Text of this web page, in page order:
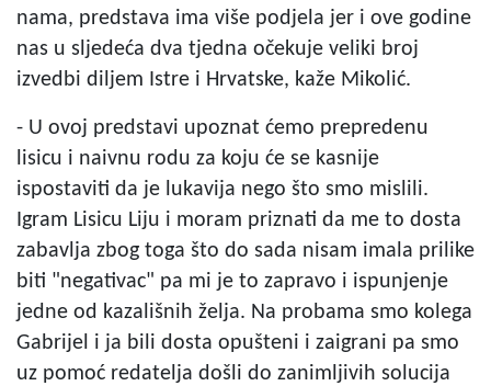
nama, predstava ima više podjela jer i ove godine
nas u sljedeća dva tjedna očekuje veliki broj
izvedbi diljem Istre i Hrvatske, kaže Mikolić.
- U ovoj predstavi upoznat ćemo prepredenu
lisicu i naivnu rodu za koju će se kasnije
ispostaviti da je lukavija nego što smo mislili.
Igram Lisicu Liju i moram priznati da me to dosta
zabavlja zbog toga što do sada nisam imala prilike
biti "negativac" pa mi je to zapravo i ispunjenje
jedne od kazališnih želja. Na probama smo kolega
Gabrijel i ja bili dosta opušteni i zaigrani pa smo
uz pomoć redatelja došli do zanimljivih solucija